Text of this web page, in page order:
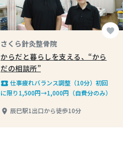
favorite
さくら針灸整骨院
からだと暮らしを支える、“から
だの相談所”
local_play 仕事疲れバランス調整（10分）初回
に限り1,500円→1,000円（自費分のみ）
place 辰巳駅1出口から徒歩10分